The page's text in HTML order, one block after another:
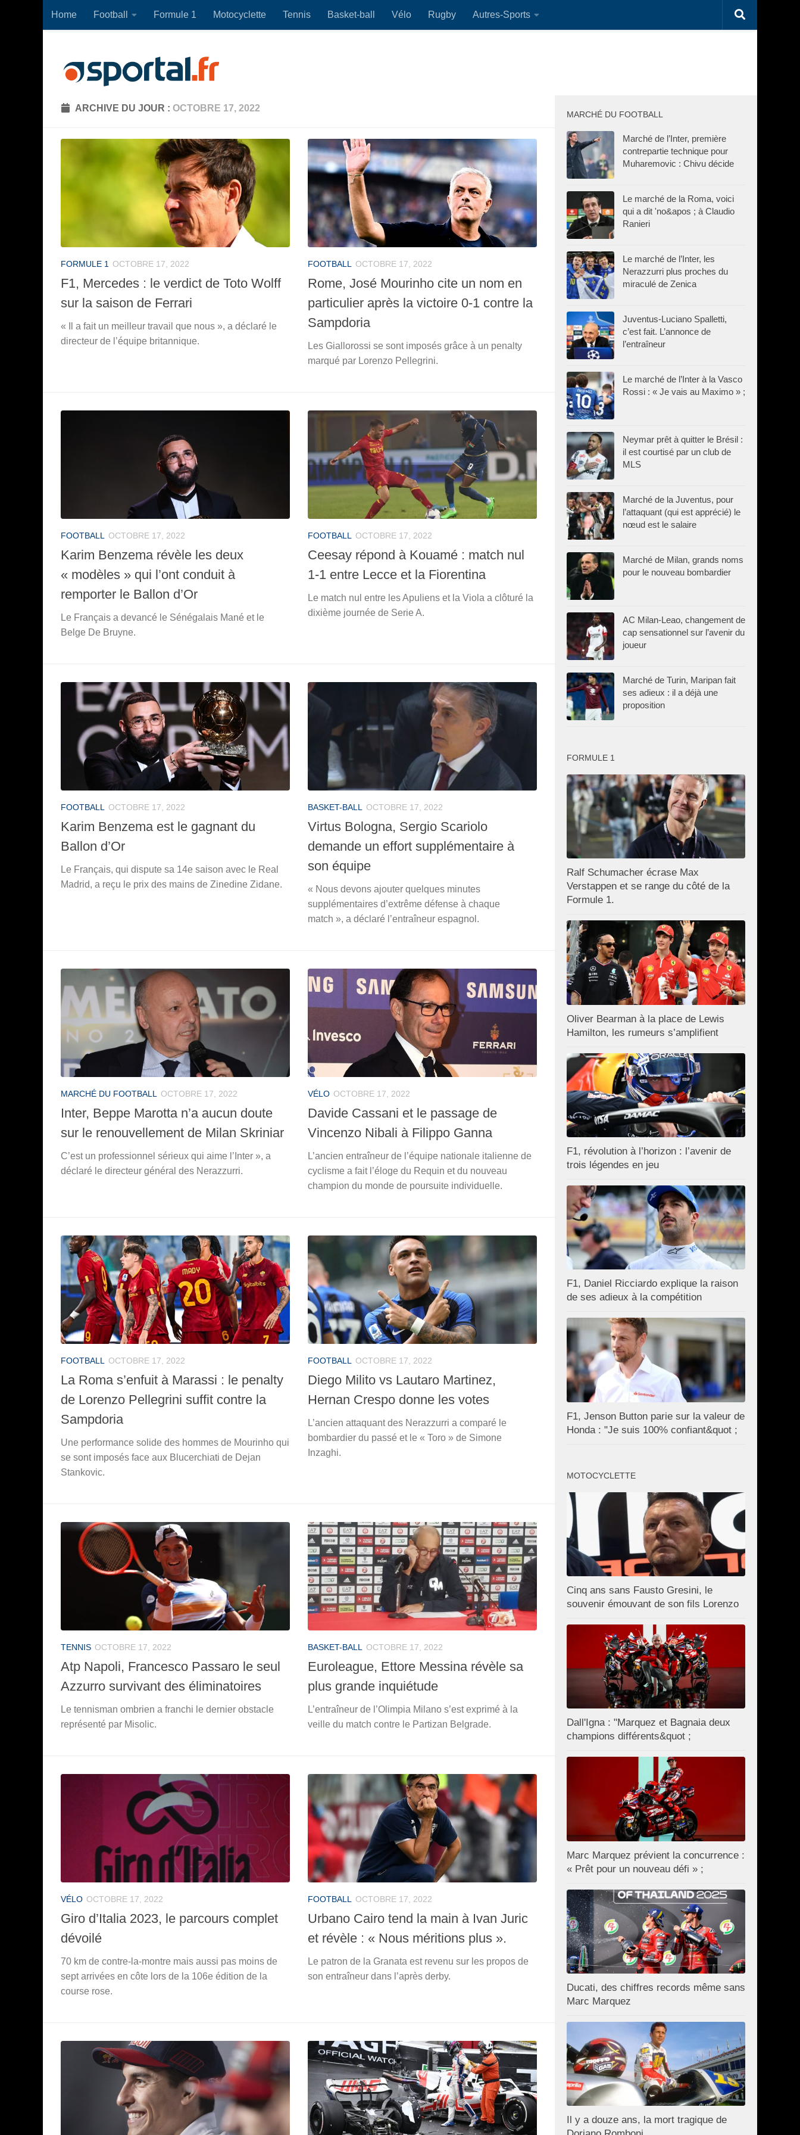
Skip to content
Home Football Formule 1 Motocyclette Tennis Basket-ball Vélo Rugby Autres-Sports
ARCHIVE DU JOUR : OCTOBRE 17, 2022
FORMULE 1 OCTOBRE 17, 2022
F1, Mercedes : le verdict de Toto Wolff
sur la saison de Ferrari
« Il a fait un meilleur travail que nous », a déclaré le
directeur de l’équipe britannique.
FOOTBALL OCTOBRE 17, 2022
Rome, José Mourinho cite un nom en
particulier après la victoire 0-1 contre la
Sampdoria
Les Giallorossi se sont imposés grâce à un penalty
marqué par Lorenzo Pellegrini.
FOOTBALL OCTOBRE 17, 2022
Karim Benzema révèle les deux
« modèles » qui l’ont conduit à
remporter le Ballon d’Or
Le Français a devancé le Sénégalais Mané et le
Belge De Bruyne.
FOOTBALL OCTOBRE 17, 2022
Ceesay répond à Kouamé : match nul
1-1 entre Lecce et la Fiorentina
Le match nul entre les Apuliens et la Viola a clôturé la
dixième journée de Serie A.
FOOTBALL OCTOBRE 17, 2022
Karim Benzema est le gagnant du
Ballon d’Or
Le Français, qui dispute sa 14e saison avec le Real
Madrid, a reçu le prix des mains de Zinedine Zidane.
BASKET-BALL OCTOBRE 17, 2022
Virtus Bologna, Sergio Scariolo
demande un effort supplémentaire à
son équipe
« Nous devons ajouter quelques minutes
supplémentaires d’extrême défense à chaque
match », a déclaré l’entraîneur espagnol.
MARCHÉ DU FOOTBALL OCTOBRE 17, 2022
Inter, Beppe Marotta n’a aucun doute
sur le renouvellement de Milan Skriniar
C’est un professionnel sérieux qui aime l’Inter », a
déclaré le directeur général des Nerazzurri.
VÉLO OCTOBRE 17, 2022
Davide Cassani et le passage de
Vincenzo Nibali à Filippo Ganna
L’ancien entraîneur de l’équipe nationale italienne de
cyclisme a fait l’éloge du Requin et du nouveau
champion du monde de poursuite individuelle.
FOOTBALL OCTOBRE 17, 2022
La Roma s’enfuit à Marassi : le penalty
de Lorenzo Pellegrini suffit contre la
Sampdoria
Une performance solide des hommes de Mourinho qui
se sont imposés face aux Blucerchiati de Dejan
Stankovic.
FOOTBALL OCTOBRE 17, 2022
Diego Milito vs Lautaro Martinez,
Hernan Crespo donne les votes
L’ancien attaquant des Nerazzurri a comparé le
bombardier du passé et le « Toro » de Simone
Inzaghi.
TENNIS OCTOBRE 17, 2022
Atp Napoli, Francesco Passaro le seul
Azzurro survivant des éliminatoires
Le tennisman ombrien a franchi le dernier obstacle
représenté par Misolic.
BASKET-BALL OCTOBRE 17, 2022
Euroleague, Ettore Messina révèle sa
plus grande inquiétude
L’entraîneur de l’Olimpia Milano s’est exprimé à la
veille du match contre le Partizan Belgrade.
VÉLO OCTOBRE 17, 2022
Giro d’Italia 2023, le parcours complet
dévoilé
70 km de contre-la-montre mais aussi pas moins de
sept arrivées en côte lors de la 106e édition de la
course rose.
FOOTBALL OCTOBRE 17, 2022
Urbano Cairo tend la main à Ivan Juric
et révèle : « Nous méritions plus ».
Le patron de la Granata est revenu sur les propos de
son entraîneur dans l’après derby.
MARCHÉ DU FOOTBALL
Marché de l’Inter, première
contrepartie technique pour
Muharemovic : Chivu décide
Le marché de la Roma, voici
qui a dit 'no&apos ; à Claudio
Ranieri
Le marché de l’Inter, les
Nerazzurri plus proches du
miraculé de Zenica
Juventus-Luciano Spalletti,
c’est fait. L’annonce de
l’entraîneur
Le marché de l’Inter à la Vasco
Rossi : « Je vais au Maximo » ;
Neymar prêt à quitter le Brésil :
il est courtisé par un club de
MLS
Marché de la Juventus, pour
l’attaquant (qui est apprécié) le
nœud est le salaire
Marché de Milan, grands noms
pour le nouveau bombardier
AC Milan-Leao, changement de
cap sensationnel sur l’avenir du
joueur
Marché de Turin, Maripan fait
ses adieux : il a déjà une
proposition
FORMULE 1
Ralf Schumacher écrase Max
Verstappen et se range du côté de la
Formule 1.
Oliver Bearman à la place de Lewis
Hamilton, les rumeurs s’amplifient
F1, révolution à l’horizon : l’avenir de
trois légendes en jeu
F1, Daniel Ricciardo explique la raison
de ses adieux à la compétition
F1, Jenson Button parie sur la valeur de
Honda : "Je suis 100% confiant&quot ;
MOTOCYCLETTE
Cinq ans sans Fausto Gresini, le
souvenir émouvant de son fils Lorenzo
Dall'Igna : "Marquez et Bagnaia deux
champions différents&quot ;
Marc Marquez prévient la concurrence :
« Prêt pour un nouveau défi » ;
Ducati, des chiffres records même sans
Marc Marquez
Il y a douze ans, la mort tragique de